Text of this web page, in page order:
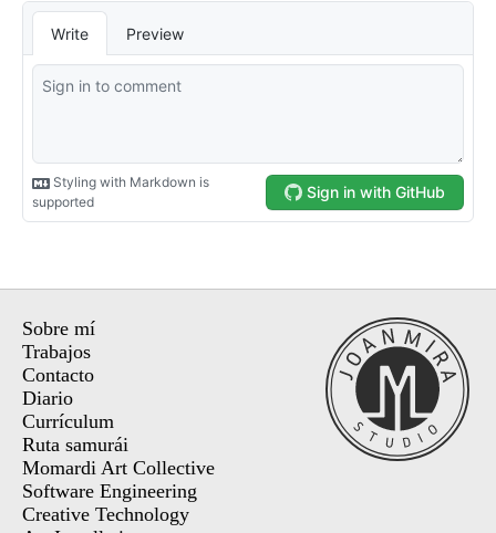
Sobre mí
Trabajos
Contacto
Diario
Currículum
Ruta samurái
Momardi Art Collective
Software Engineering
Creative Technology